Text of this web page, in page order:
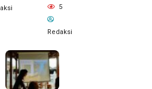
5
Redaksi